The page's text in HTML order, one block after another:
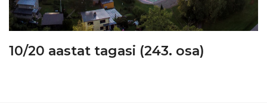
10/20 aastat tagasi (243. osa)